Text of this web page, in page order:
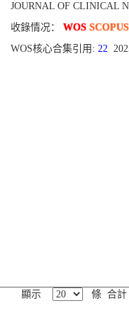
JOURNAL OF CLINICAL
收錄情况： WOS SCOPUS
WOS核心合集引用: 22
顯示 條 合